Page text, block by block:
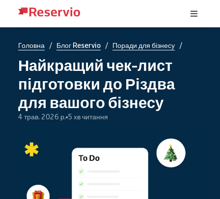
Головна / Блог Reservio / Поради для бізнесу /
Найкращий чек-лист
підготовки до Різдва
для вашого бізнесу
4 трав. 2026 р. 5 хв читання